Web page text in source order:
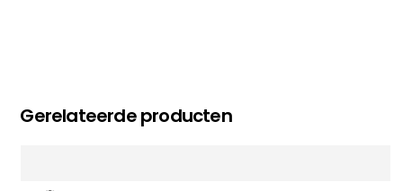
Gerelateerde producten